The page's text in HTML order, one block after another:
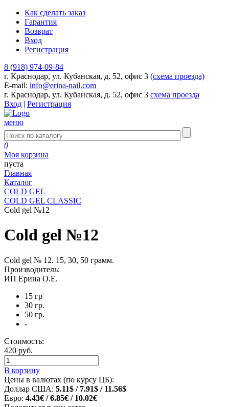
Как сделать заказ
Гарантия
Возврат
Вход
Регистрация
8 (918) 974-09-84
г. Краснодар, ул. Кубанская, д. 52, офис 3 (схема проезда)
E-mail: info@erina-nail.com
г. Краснодар, ул. Кубанская, д. 52, офис 3 схема проезда
Вход | Регистрация
меню
0
Моя корзина
пуста
Главная
Каталог
COLD GEL
COLD GEL CLASSIC
Cold gel №12
Cold gel №12
Cold gel № 12. 15, 30, 50 грамм.
Производитель:
ИП Ерина О.Е.
15 гр
30 гр.
50 гр.
-
Стоимость:
420 руб.
В корзину
Цены в валютах (по курсу ЦБ):
Доллар США: 5.11$ / 7.91$ / 11.56$
Евро: 4.43€ / 6.85€ / 10.02€